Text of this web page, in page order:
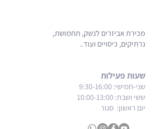
מכירת אביזרים לנשק, תחמושת,
נרתיקים, כיסויים ועוד..
שעות פעילות
שני-חמישי: 9:30-16:00
ששי ושבת: 10:00-13:00
יום ראשון: סגור